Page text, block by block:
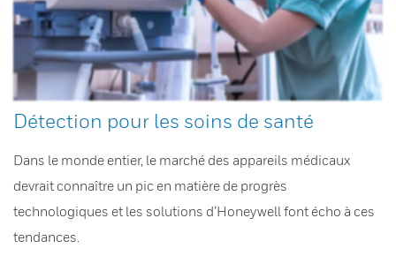
Détection pour les soins de santé
Dans le monde entier, le marché des appareils médicaux
devrait connaître un pic en matière de progrès
technologiques et les solutions d’Honeywell font écho à ces
tendances.